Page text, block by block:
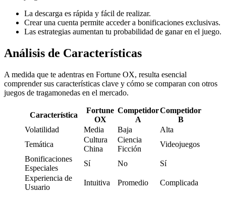
La descarga es rápida y fácil de realizar.
Crear una cuenta permite acceder a bonificaciones exclusivas.
Las estrategias aumentan tu probabilidad de ganar en el juego.
Análisis de Características
A medida que te adentras en Fortune OX, resulta esencial
comprender sus características clave y cómo se comparan con otros
juegos de tragamonedas en el mercado.
Característica
Fortune
OX
Competidor
A
Competidor
B
Volatilidad
Media Baja
Alta
Temática
Cultura
China
Ciencia
Ficción
Videojuegos
Bonificaciones
Especiales
Sí No
Sí
Experiencia de
Usuario
Intuitiva Promedio Complicada